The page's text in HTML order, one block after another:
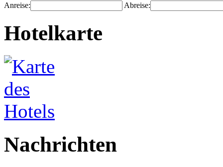
Anreise: Abreise:
Hotelkarte
Nachrichten